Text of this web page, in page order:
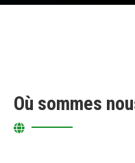
Où sommes